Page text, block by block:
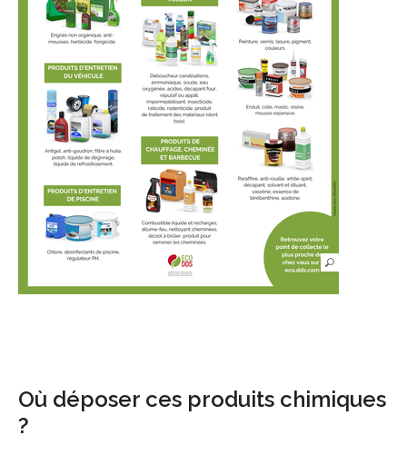
Où déposer ces produits chimiques
?